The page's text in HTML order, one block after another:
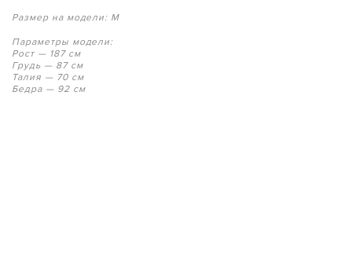
Размер на модели: M
Параметры модели:
Рост — 187 см
Грудь — 87 см
Талия — 70 см
Бедра — 92 см